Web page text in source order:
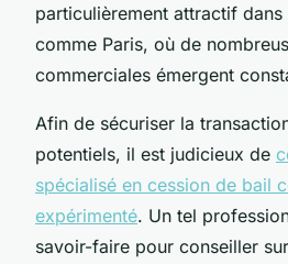
particulièrement attractif
comme Paris, où de
commerciales émergent
Afin de sécuriser la
potentiels, il est judicieux de
spécialisé en cession de bail
expérimenté. Un tel
savoir-faire pour conseiller